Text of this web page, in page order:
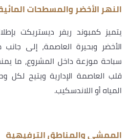
النهر الأخضر والمسطحات
يتميز كمبوند ريفر ديستريكت
الأخضر وبحيرة العاصمة، إلى
سباحة موزعة داخل المشروع، ما
قلب العاصمة الإدارية ويتيح لكل
المياه أو اللاندسكيب.
الممشى والمناطق الترفيهية